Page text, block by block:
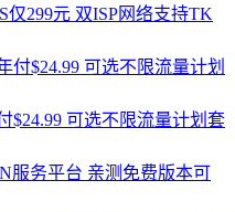
仅299元 双ISP网络支持TK
$24.99 可选不限流量计划套